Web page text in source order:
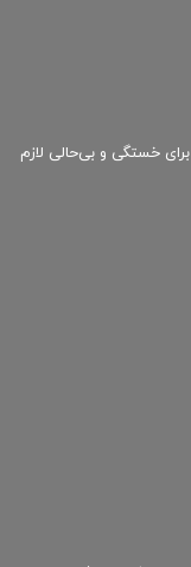
خستگی و بی‌حالی لازم